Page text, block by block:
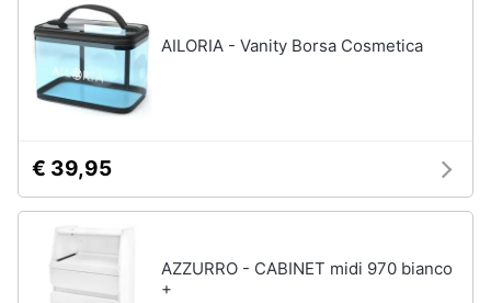
Sport
Animali
Libri,
cd
Personaggi
cristiano
ronaldo
contro
AILORIA - Vanity Borsa Cosmetica
€ 39,95
AZZURRO - CABINET midi 970 bianco
+